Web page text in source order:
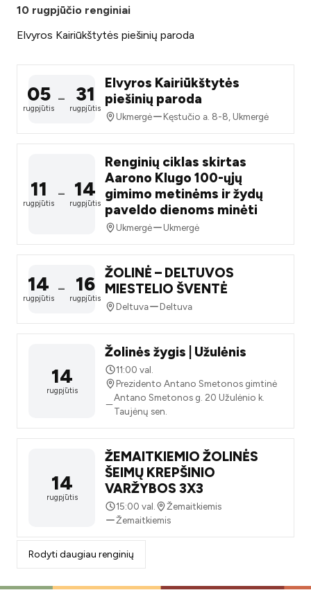
10 rugpjūčio renginiai
Elvyros Kairiūkštytės piešinių paroda
05
rugpjūtis
– 31
rugpjūtis
Elvyros Kairiūkštytės
piešinių paroda
Ukmergė Kęstučio a. 8-8, Ukmergė
11
rugpjūtis
– 14
rugpjūtis
Renginių ciklas skirtas
Aarono Klugo 100-ųjų
gimimo metinėms ir žydų
paveldo dienoms minėti
Ukmergė Ukmergė
14
rugpjūtis
– 16
rugpjūtis
ŽOLINĖ – DELTUVOS
MIESTELIO ŠVENTĖ
Deltuva Deltuva
14
rugpjūtis
Žolinės žygis | Užulėnis
11:00 val.
Prezidento Antano Smetonos gimtinė
Antano Smetonos g. 20 Užulėnio k.
Taujėnų sen.
14
rugpjūtis
ŽEMAITKIEMIO ŽOLINĖS
ŠEIMŲ KREPŠINIO
VARŽYBOS 3X3
15:00 val.
Žemaitkiemis
Žemaitkiemis
Rodyti daugiau renginių